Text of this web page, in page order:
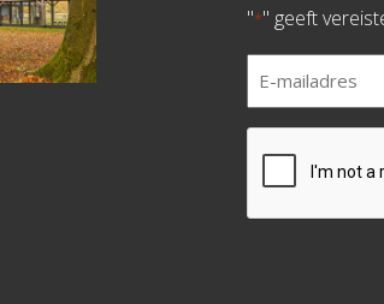
"*" geeft
mailadres
*